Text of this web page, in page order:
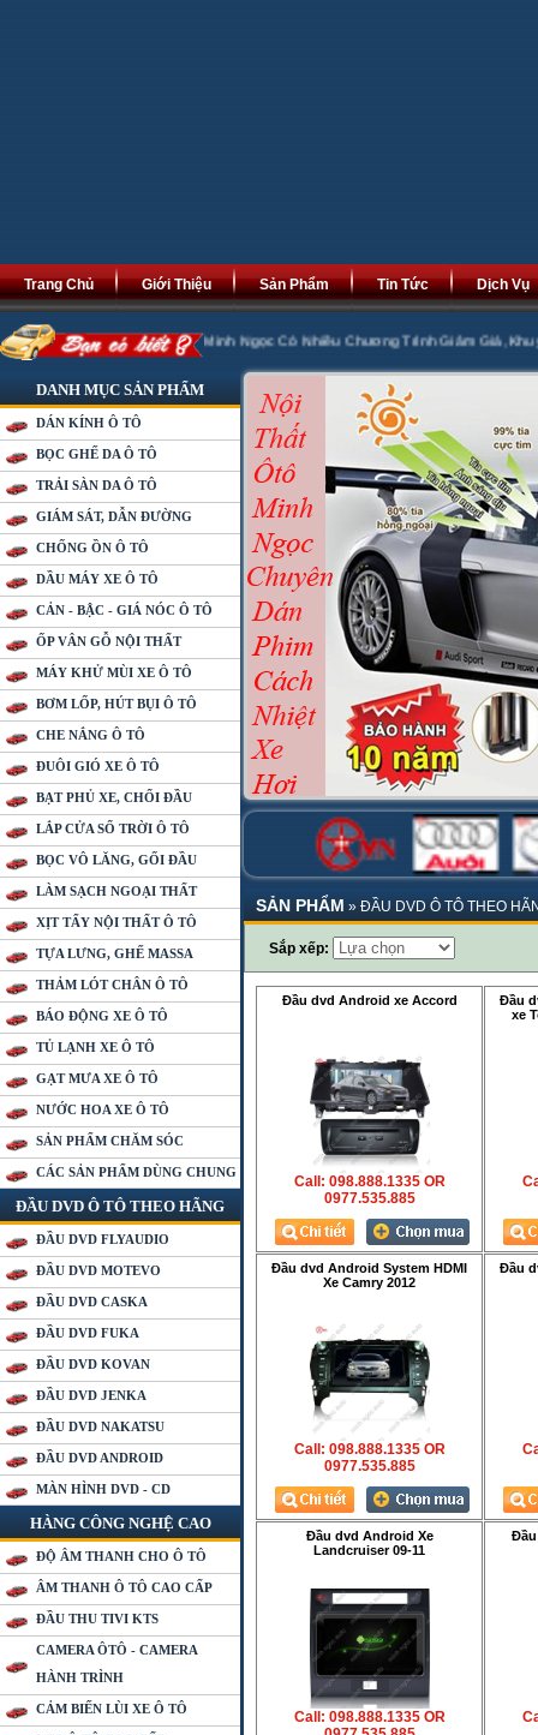
Trang Chủ Giới Thiệu Sản Phẩm Tin Tức Dịch Vụ
Tài Phát Lộc. Minh Ngọc Có Nhiều Chương Trình Giảm Giá ,Khuyến Mại
DANH MỤC SẢN PHẨM
DÁN KÍNH Ô TÔ
BỌC GHẾ DA Ô TÔ
TRẢI SÀN DA Ô TÔ
GIÁM SÁT, DẪN ĐƯỜNG
CHỐNG ỒN Ô TÔ
DẦU MÁY XE Ô TÔ
CẢN - BẬC - GIÁ NÓC Ô TÔ
ỐP VÂN GỖ NỘI THẤT
MÁY KHỬ MÙI XE Ô TÔ
BƠM LỐP, HÚT BỤI Ô TÔ
CHE NẮNG Ô TÔ
ĐUÔI GIÓ XE Ô TÔ
BẠT PHỦ XE, CHỔI ĐẦU
LẮP CỬA SỔ TRỜI Ô TÔ
BỌC VÔ LĂNG, GỐI ĐẦU
LÀM SẠCH NGOẠI THẤT
XỊT TẨY NỘI THẤT Ô TÔ
TỰA LƯNG, GHẾ MASSA
THẢM LÓT CHÂN Ô TÔ
BÁO ĐỘNG XE Ô TÔ
TỦ LẠNH XE Ô TÔ
GẠT MƯA XE Ô TÔ
NƯỚC HOA XE Ô TÔ
SẢN PHẨM CHĂM SÓC
CÁC SẢN PHẨM DÙNG CHUNG
ĐẦU DVD Ô TÔ THEO HÃNG
ĐẦU DVD FLYAUDIO
ĐẦU DVD MOTEVO
ĐẦU DVD CASKA
ĐẦU DVD FUKA
ĐẦU DVD KOVAN
ĐẦU DVD JENKA
ĐẦU DVD NAKATSU
ĐẦU DVD ANDROID
MÀN HÌNH DVD - CD
HÀNG CÔNG NGHỆ CAO
ĐỘ ÂM THANH CHO Ô TÔ
ÂM THANH Ô TÔ CAO CẤP
ĐẦU THU TIVI KTS
CAMERA ÔTÔ - CAMERA
HÀNH TRÌNH
CẢM BIẾN LÙI XE Ô TÔ
SẢN PHẨM » ĐẦU DVD Ô TÔ THEO
Sắp xếp:
Đầu dvd Android xe Accord
Call: 098.888.1335 OR
0977.535.885
Đầu
xe
Đầu dvd Android System HDMI
Xe Camry 2012
Call: 098.888.1335 OR
0977.535.885
Đầu
Đầu dvd Android Xe
Landcruiser 09-11
Call: 098.888.1335 OR
Đầu